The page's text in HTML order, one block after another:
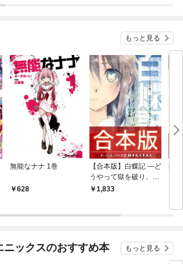
もっと見る
無能なナナ 1巻
628
【合本版】白蝶記 ―ど
うやって獄を破り、ど
うすれば君が笑うのか
1,833
ニックスのおすすめ本 もっと見る